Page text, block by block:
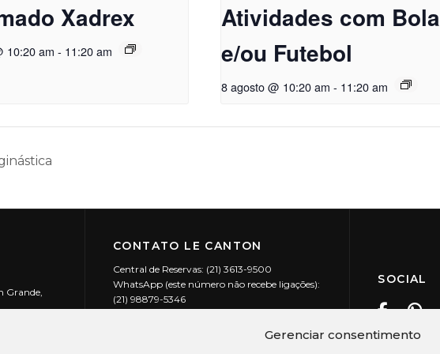
Gerenciar consentimento
Xadrex
10:20 am - 11:20 am
Atividades com Bola
e/ou Futebol
8 agosto @ 10:20 am - 11:20 am
Grande,
CONTATO LE CANTON
Central de Reservas: (21) 3613-9500
WhatsApp (este número não recebe ligações):
(21) 98879-5346
SOCIAL